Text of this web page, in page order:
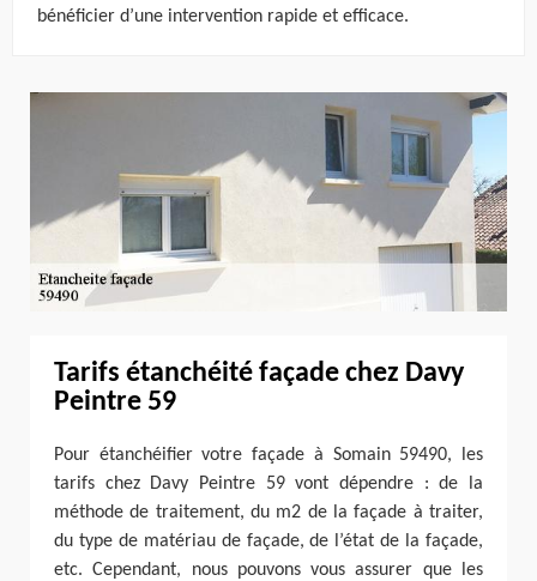
bénéficier d’une intervention rapide et efficace.
Tarifs étanchéité façade chez Davy
Peintre 59
Pour étanchéifier votre façade à Somain 59490, les
tarifs chez Davy Peintre 59 vont dépendre : de la
méthode de traitement, du m2 de la façade à traiter,
du type de matériau de façade, de l’état de la façade,
etc. Cependant, nous pouvons vous assurer que les